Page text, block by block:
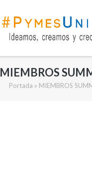
MIEMBROS
Portada » MIEMBROS